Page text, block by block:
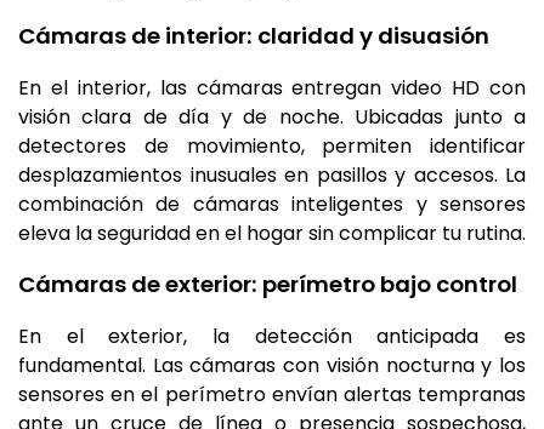
Cámaras de interior: claridad y disuasión
En el interior, las cámaras entregan video HD con
visión clara de día y de noche. Ubicadas junto a
detectores de movimiento, permiten identificar
desplazamientos inusuales en pasillos y accesos. La
combinación de cámaras inteligentes y sensores
eleva la seguridad en el hogar sin complicar tu rutina.
Cámaras de exterior: perímetro bajo control
En el exterior, la detección anticipada es
fundamental. Las cámaras con visión nocturna y los
sensores en el perímetro envían alertas tempranas
ante un cruce de línea o presencia sospechosa,